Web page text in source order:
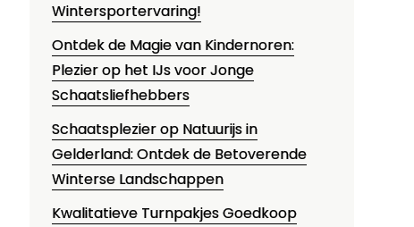
Wintersportervaring!
Ontdek de Magie van Kindernoren:
Plezier op het IJs voor Jonge
Schaatsliefhebbers
Schaatsplezier op Natuurijs in
Gelderland: Ontdek de Betoverende
Winterse Landschappen
Kwalitatieve Turnpakjes Goedkoop